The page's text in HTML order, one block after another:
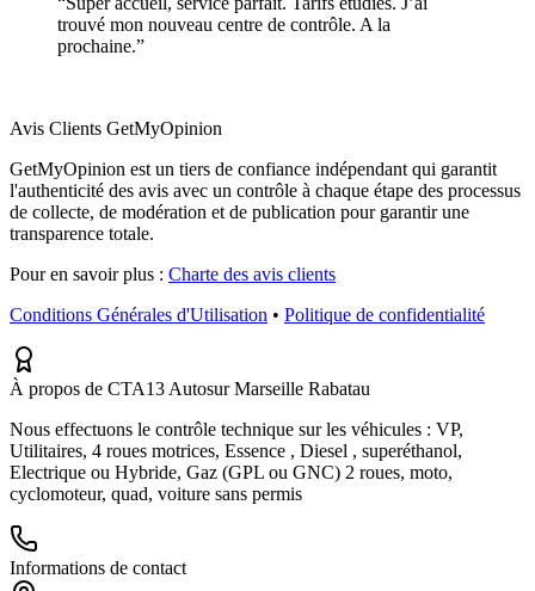
trouvé mon nouveau centre de contrôle. A la
prochaine.”
Avis Clients GetMyOpinion
GetMyOpinion est un tiers de confiance indépendant qui garantit
l'authenticité des avis avec un contrôle à chaque étape des processus
de collecte, de modération et de publication pour garantir une
transparence totale.
Pour en savoir plus : Charte des avis clients
Conditions Générales d'Utilisation • Politique de confidentialité
À propos de CTA13 Autosur Marseille Rabatau
Nous effectuons le contrôle technique sur les véhicules : VP,
Utilitaires, 4 roues motrices, Essence , Diesel , superéthanol,
Electrique ou Hybride, Gaz (GPL ou GNC) 2 roues, moto,
cyclomoteur, quad, voiture sans permis
Informations de contact